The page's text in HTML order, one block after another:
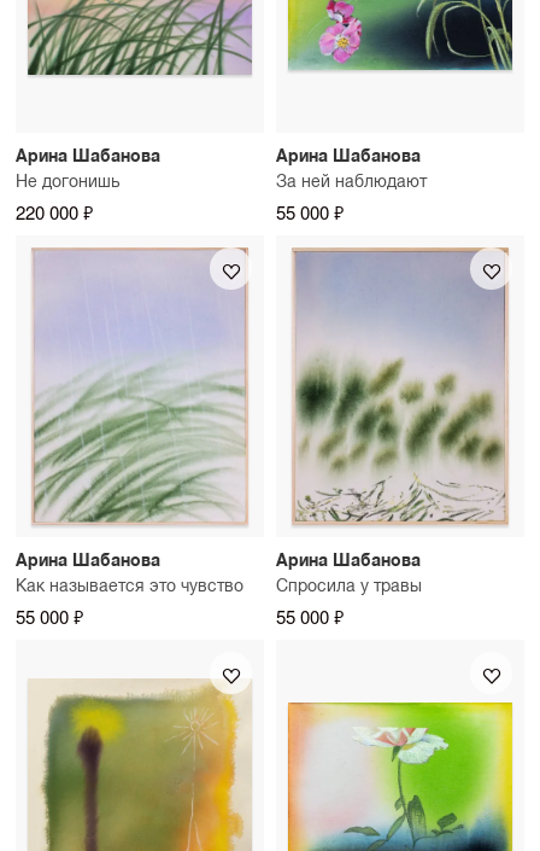
Арина Шабанова
Не догонишь
220 000 ₽
Арина Шабанова
За ней наблюдают
55 000 ₽
Арина Шабанова
Как называется это чувство
55 000 ₽
Арина Шабанова
Спросила у травы
55 000 ₽